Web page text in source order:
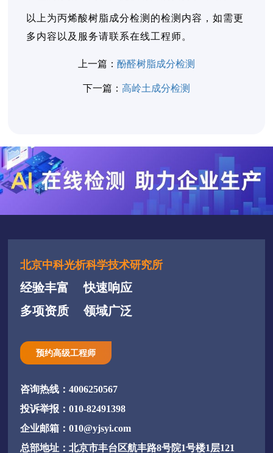
以上为丙烯酸树脂成分检测的检测内容，如需更
多内容以及服务请联系在线工程师。
上一篇： 酚醛树脂成分检测
下一篇： 高岭土成分检测
北京中科光析科学技术研究所
经验丰富
快速响应
多项资质
领域广泛
预约高级工程师
咨询热线：4006250567
投诉举报：010-82491398
企业邮箱：010@yjsyi.com
总部地址：北京市丰台区航丰路8号院1号楼1层121